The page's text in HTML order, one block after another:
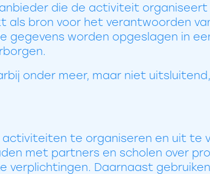
die de activiteit
als bron voor het verantwoorden
gegevens worden opgeslagen in
onder meer, maar niet
te organiseren en uit te
met partners en scholen over
Daarnaast